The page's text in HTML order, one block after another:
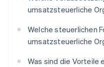
umsatzsteuerliche
Welche steuerlichen
umsatzsteuerliche
Was sind die Vorteile